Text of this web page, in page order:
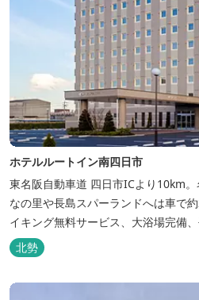
ホテルルートイン南四日市
東名阪自動車道 四日市ICより10km
なの里や長島スパーランドへは車で
イキング無料サービス、大浴場完備
完備。ビジネスにも観光にもご利用
提供します。
北勢